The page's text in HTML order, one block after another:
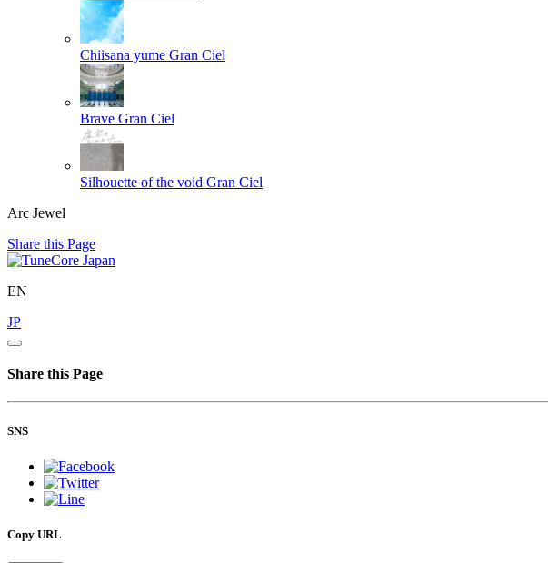
Chiisana yume Gran Ciel
Brave Gran Ciel
Silhouette of the void Gran Ciel
Arc Jewel
Share this Page
EN
JP
Share this Page
SNS
Copy URL